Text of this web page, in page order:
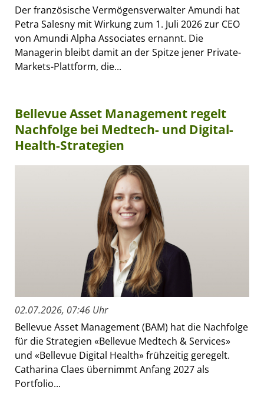
Der französische Vermögensverwalter Amundi hat
Petra Salesny mit Wirkung zum 1. Juli 2026 zur CEO
von Amundi Alpha Associates ernannt. Die
Managerin bleibt damit an der Spitze jener Private-
Markets-Plattform, die...
Bellevue Asset Management regelt
Nachfolge bei Medtech- und Digital-
Health-Strategien
02.07.2026, 07:46 Uhr
Bellevue Asset Management (BAM) hat die Nachfolge
für die Strategien «Bellevue Medtech & Services»
und «Bellevue Digital Health» frühzeitig geregelt.
Catharina Claes übernimmt Anfang 2027 als
Portfolio...